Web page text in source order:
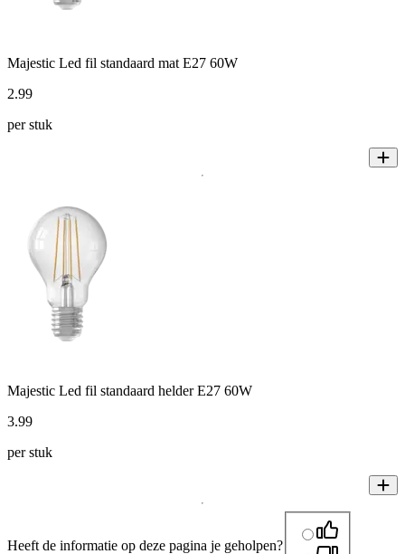
Majestic Led fil standaard mat E27 60W
2.99
per stuk
Majestic Led fil standaard helder E27 60W
3.99
per stuk
Heeft de informatie op deze pagina je geholpen?